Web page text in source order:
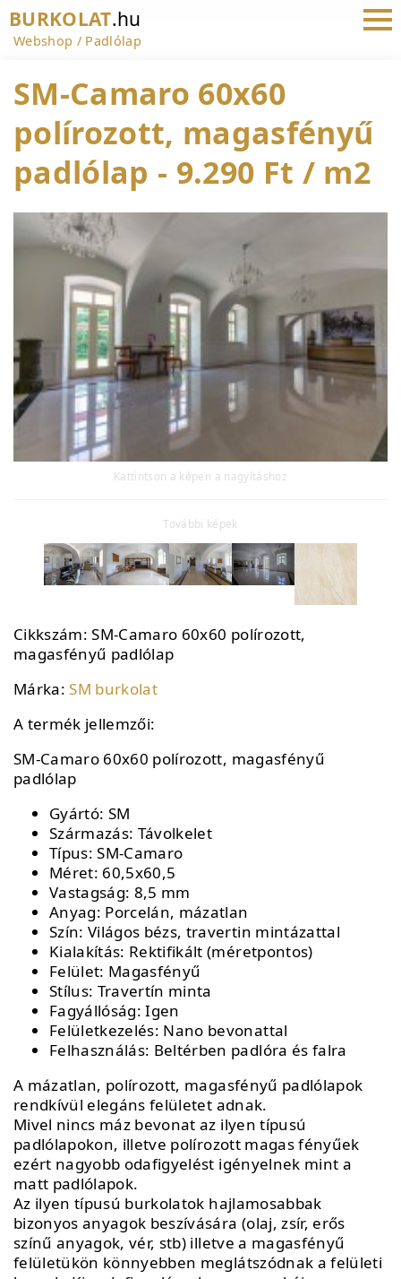
BURKOLAT.hu
Webshop Padlólap
SM-Camaro 60x60
polírozott, magasfényű
padlólap - 9.290 Ft / m2
Kattintson a képen a nagyításhoz
További képek
Cikkszám:SM-Camaro 60x60 polírozott,
magasfényű padlólap
Márka:SM burkolat
A termék jellemzői:
SM-Camaro 60x60 polírozott, magasfényű
padlólap
Gyártó: SM
Származás: Távolkelet
Típus: SM-Camaro
Méret: 60,5x60,5
Vastagság: 8,5 mm
Anyag: Porcelán, mázatlan
Szín: Világos bézs, travertin mintázattal
Kialakítás: Rektifikált (méretpontos)
Felület: Magasfényű
Stílus: Travertín minta
Fagyállóság: Igen
Felületkezelés: Nano bevonattal
Felhasználás: Beltérben padlóra és falra
A mázatlan, polírozott, magasfényű padlólapok
rendkívül elegáns felületet adnak.
Mivel nincs máz bevonat az ilyen típusú
padlólapokon, illetve polírozott magas fényűek
ezért nagyobb odafigyelést igényelnek mint a
matt padlólapok.
Az ilyen típusú burkolatok hajlamosabbak
bizonyos anyagok beszívására (olaj, zsír, erős
színű anyagok, vér, stb) illetve a magasfényű
felületükön könnyebben meglátszódnak a felületi